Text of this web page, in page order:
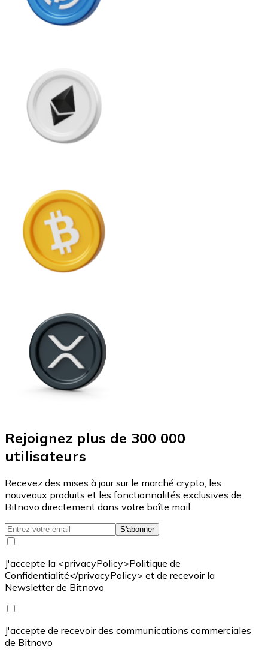
Rejoignez plus de 300 000
utilisateurs
Recevez des mises à jour sur le marché crypto, les
nouveaux produits et les fonctionnalités exclusives de
Bitnovo directement dans votre boîte mail.
S'abonner
J'accepte la <privacyPolicy>Politique de
Confidentialité</privacyPolicy> et de recevoir la
Newsletter de Bitnovo
J'accepte de recevoir des communications commerciales
de Bitnovo